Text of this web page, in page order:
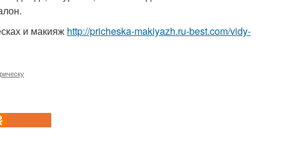
и макияж http://pricheska-makiyazh.ru-best.com/vidy-